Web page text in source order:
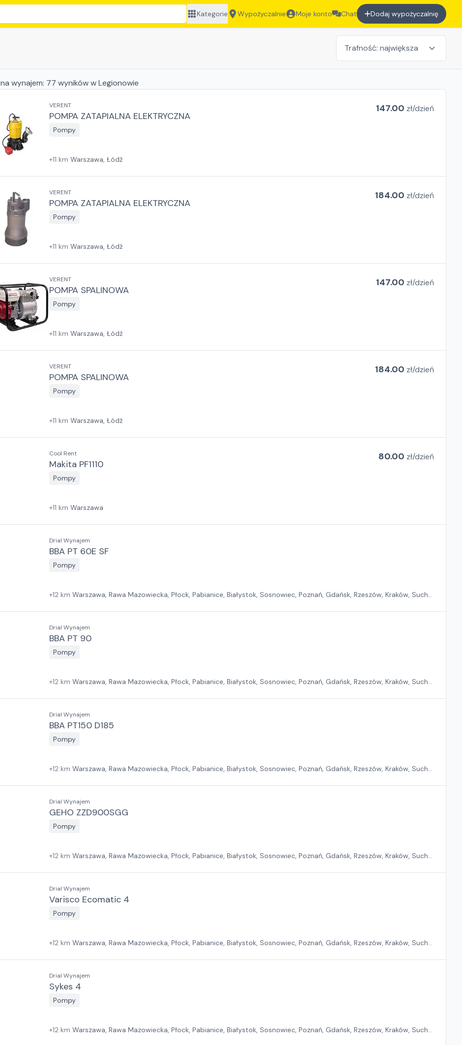
Kategorie Wypożyczalnie Moje konto Chat Dodaj wypożyczalnię
na wynajem: 77 wynikóww Legionowie
VERENT
POMPA ZATAPIALNA ELEKTRYCZNA
Pompy
147.00 zł/dzień
+11 km Warszawa, Łódź
VERENT
POMPA ZATAPIALNA ELEKTRYCZNA
Pompy
184.00 zł/dzień
+11 km Warszawa, Łódź
VERENT
POMPA SPALINOWA
Pompy
147.00 zł/dzień
+11 km Warszawa, Łódź
VERENT
POMPA SPALINOWA
Pompy
184.00 zł/dzień
+11 km Warszawa, Łódź
Cool Rent
Makita PF1110
Pompy
80.00 zł/dzień
+11 km Warszawa
Drial Wynajem
BBA PT 60E SF
Pompy
+12 km Warszawa, Rawa Mazowiecka, Płock, Pabianice, Białystok, Sosnowiec, Poznań, Gdańsk, Rzeszów, Kraków, Suchy
Drial Wynajem
BBA PT 90
Pompy
+12 km Warszawa, Rawa Mazowiecka, Płock, Pabianice, Białystok, Sosnowiec, Poznań, Gdańsk, Rzeszów, Kraków, Suchy
Drial Wynajem
BBA PT150 D185
Pompy
+12 km Warszawa, Rawa Mazowiecka, Płock, Pabianice, Białystok, Sosnowiec, Poznań, Gdańsk, Rzeszów, Kraków, Suchy
Drial Wynajem
GEHO ZZD900SGG
Pompy
+12 km Warszawa, Rawa Mazowiecka, Płock, Pabianice, Białystok, Sosnowiec, Poznań, Gdańsk, Rzeszów, Kraków, Suchy
Drial Wynajem
Varisco Ecomatic 4
Pompy
+12 km Warszawa, Rawa Mazowiecka, Płock, Pabianice, Białystok, Sosnowiec, Poznań, Gdańsk, Rzeszów, Kraków, Suchy
Drial Wynajem
Sykes 4
Pompy
+12 km Warszawa, Rawa Mazowiecka, Płock, Pabianice, Białystok, Sosnowiec, Poznań, Gdańsk, Rzeszów, Kraków, Suchy